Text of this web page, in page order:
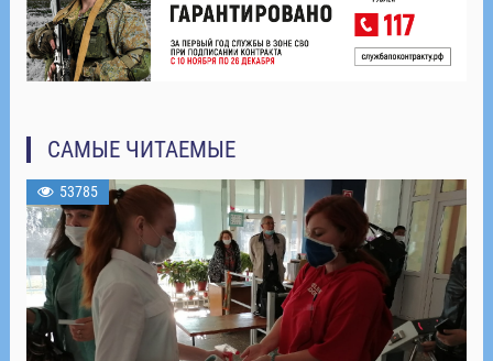
САМЫЕ ЧИТАЕМЫЕ
53785